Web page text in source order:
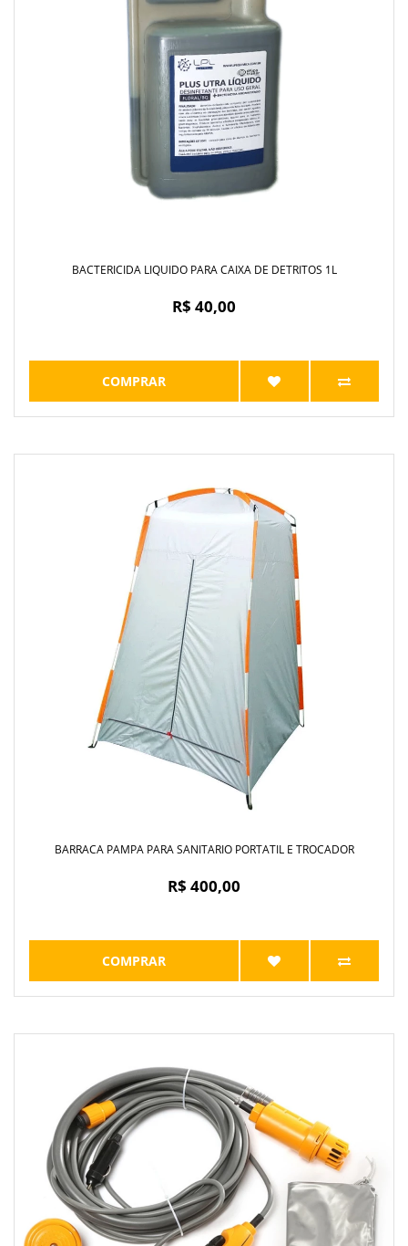
BACTERICIDA LIQUIDO PARA CAIXA DE DETRITOS 1L
R$ 40,00
COMPRAR
BARRACA PAMPA PARA SANITARIO PORTATIL E TROCADOR
R$ 400,00
COMPRAR